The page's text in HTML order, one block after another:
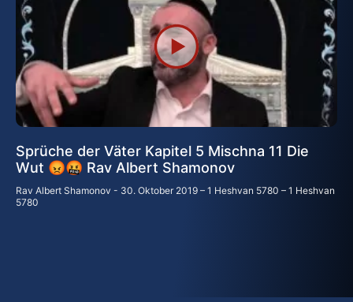
Sprüche der Väter Kapitel 5 Mischna 11 Die
Wut 😡🤬 Rav Albert Shamonov
Rav Albert Shamonov
30. Oktober 2019 – 1 Heshvan 5780 – 1 Heshvan
5780